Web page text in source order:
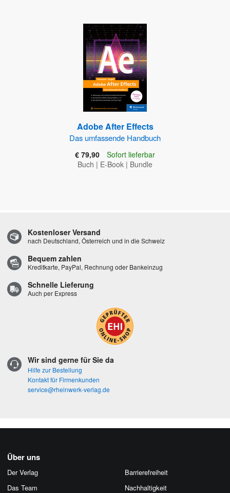
Adobe After Effects
Das umfassende Handbuch
€ 79,90
Sofort lieferbar
Buch | E-Book | Bundle
Kostenloser Versand
nach Deutschland, Österreich und in die Schweiz
Bequem zahlen
Kreditkarte, PayPal, Rechnung oder Bankeinzug
Schnelle Lieferung
Auch per Express
Wir sind gerne für Sie da
Hilfe zur Bestellung
Kontakt für Firmenkunden
service@rheinwerk-verlag.de
Über uns
Der Verlag
Das Team
Barrierefreiheit
Nachhaltigkeit